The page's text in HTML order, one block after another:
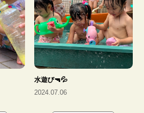
水遊び🔫💦
2024.07.06